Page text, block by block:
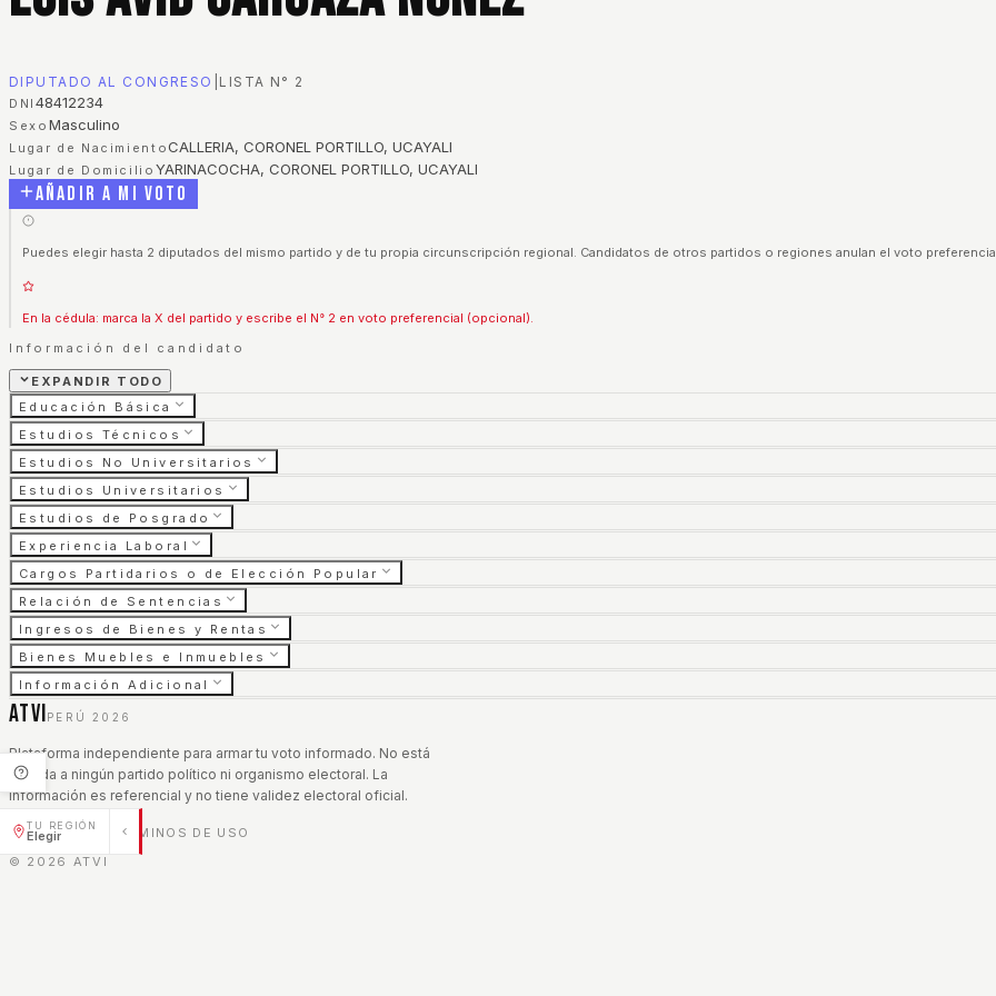
TU REGIÓN
Elegir
DIPUTADO AL CONGRESO LISTA N° 2
DNI 48412234
Sexo Masculino
Lugar de NacimientoCALLERIA, CORONEL PORTILLO, UCAYALI
Lugar de Domicilio YARINACOCHA, CORONEL PORTILLO, UCAYALI
Añadir a mi voto
Puedes elegir hasta 2 diputados del mismo partido y de tu propia circunscripción regional. Candidatos de otros partidos o regiones anulan el voto
En la cédula: marca la X del partido y escribe el N° 2 en voto preferencial (opcional).
Información del candidato
EXPANDIR TODO
Educación Básica
Estudios Técnicos
Estudios No Universitarios
Estudios Universitarios
Estudios de Posgrado
Experiencia Laboral
Cargos Partidarios o de Elección Popular
Relación de Sentencias
Ingresos de Bienes y Rentas
Bienes Muebles e Inmuebles
Información Adicional
ATVI PERÚ 2026
Plataforma independiente para armar tu voto informado. No está
afiliada a ningún partido político ni organismo electoral. La
información es referencial y no tiene validez electoral oficial.
AVISO LEGAL
TÉRMINOS DE USO
© 2026 ATVI